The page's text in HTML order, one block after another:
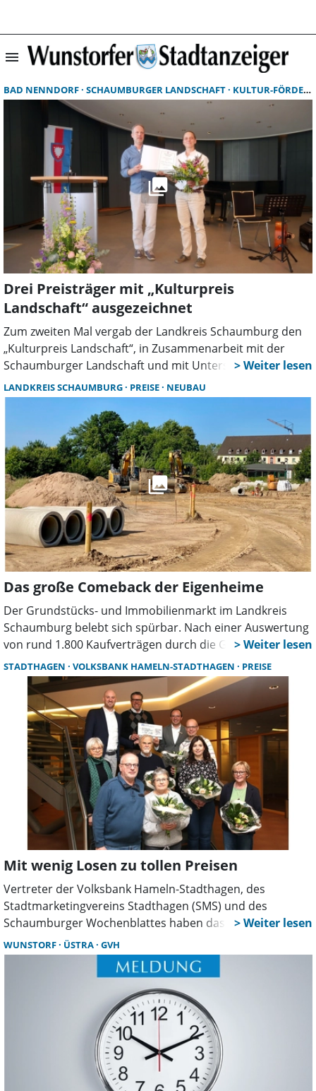
menu
BAD NENNDORF SCHAUMBURGER LANDSCHAFT KULTUR-FÖRDERVEREIN
Drei Preisträger mit „Kulturpreis
Landschaft“ ausgezeichnet
Zum zweiten Mal vergab der Landkreis Schaumburg den
„Kulturpreis Landschaft“, in Zusammenarbeit mit der
Schaumburger Landschaft und mit Unterstützung der
Stiftung Sparkasse Schaumburg.
LANDKREIS SCHAUMBURG PREISE NEUBAU
Das große Comeback der Eigenheime
Der Grundstücks- und Immobilienmarkt im Landkreis
Schaumburg belebt sich spürbar. Nach einer Auswertung
von rund 1.800 Kaufverträgen durch die Geschäftsstelle
des Gutachterausschusses Hameln-Hannover für das Jahr
2025 zeigt der Trend in fast allen Segmenten nach oben.
Besonders deutlich wird dies am gestiegenen
Geldumsatz, der um 18 Prozent auf insgesamt 375
Millionen Euro kletterte.
STADTHAGEN VOLKSBANK HAMELN-STADTHAGEN PREISE
Mit wenig Losen zu tollen Preisen
Vertreter der Volksbank Hameln-Stadthagen, des
Stadtmarketingvereins Stadthagen (SMS) und des
Schaumburger Wochenblattes haben das große
Weihnachtsgewinnspiel in Stadthagen als Erfolg
eingeordnet. Zudem beglückwünschten sie die Gewinner,
die Geldpreise im Wert von 500 Euro bis 5.000 Euro
WUNSTORF ÜSTRA GVH